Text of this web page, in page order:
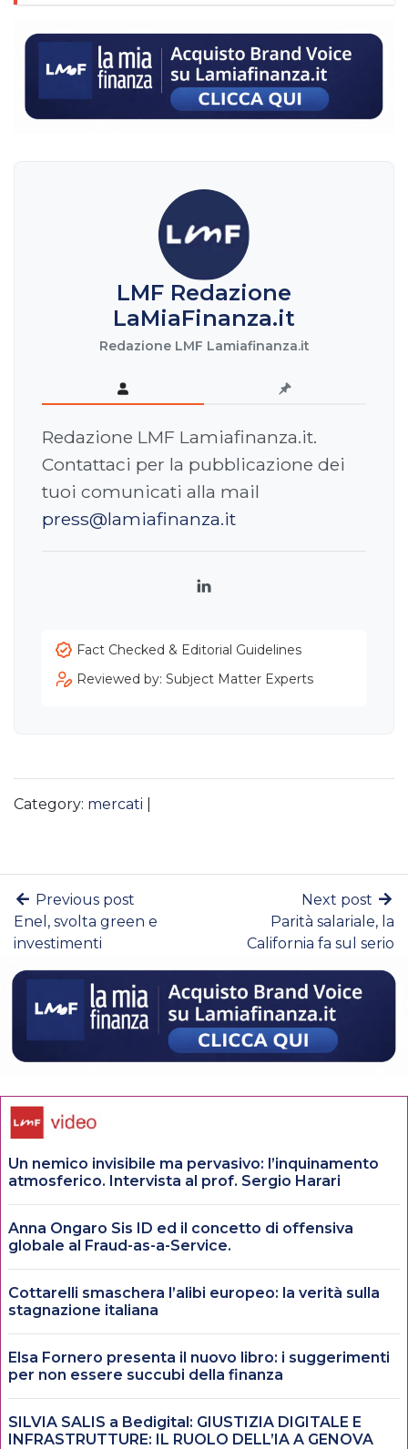
LMF Redazione
LaMiaFinanza.it
Redazione LMF Lamiafinanza.it
Redazione LMF Lamiafinanza.it.
Contattaci per la pubblicazione dei
tuoi comunicati alla mail
press@lamiafinanza.it
LinkedIn
Fact Checked & Editorial Guidelines
Reviewed by: Subject Matter Experts
Category: mercati
Previous post
Enel, svolta green e
investimenti
Next post
Parità salariale, la
California fa sul serio
Un nemico invisibile ma pervasivo: l’inquinamento
atmosferico. Intervista al prof. Sergio Harari
Anna Ongaro Sis ID ed il concetto di offensiva
globale al Fraud-as-a-Service.
Cottarelli smaschera l’alibi europeo: la verità sulla
stagnazione italiana
Elsa Fornero presenta il nuovo libro: i suggerimenti
per non essere succubi della finanza
SILVIA SALIS a Bedigital: GIUSTIZIA DIGITALE E
INFRASTRUTTURE: IL RUOLO DELL’IA A GENOVA